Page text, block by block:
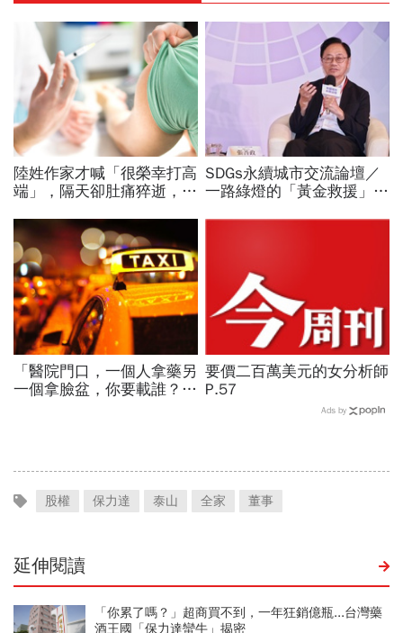
陸姓作家才喊「很榮幸打高
端」，隔天卻肚痛猝逝，來
會運動
SDGs永續城市交流論壇／
一路綠燈的「黃金救援」實
「醫院門口，一個人拿藥另
一個拿臉盆，你要載誰？」
要價二百萬美元的女分析師
P.57
Ads by
股權 保力達 泰山 全家 董事
延伸閱讀
「你累了嗎？」超商買不到，一年狂銷億瓶...台灣藥
酒王國「保力達蠻牛」揭密